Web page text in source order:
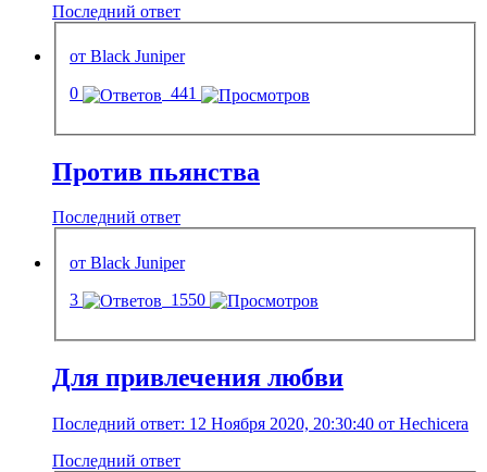
Последний ответ
от Black Juniper
0
441
Против пьянства
Последний ответ
от Black Juniper
3
1550
Для привлечения любви
Последний ответ: 12 Ноября 2020, 20:30:40 от Hechicera
Последний ответ